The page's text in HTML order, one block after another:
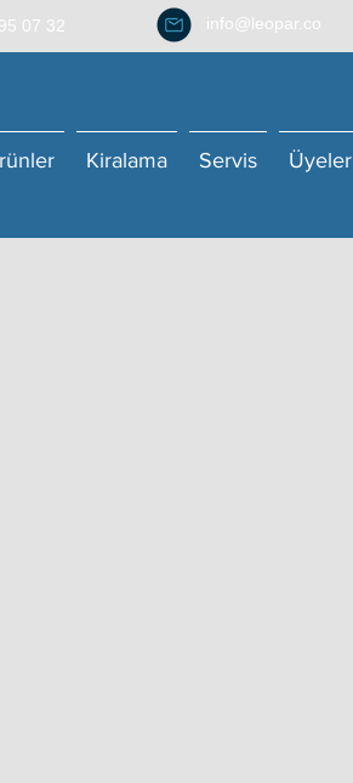
07 32 info@leopar.co
Kiralama Servis Üyeler